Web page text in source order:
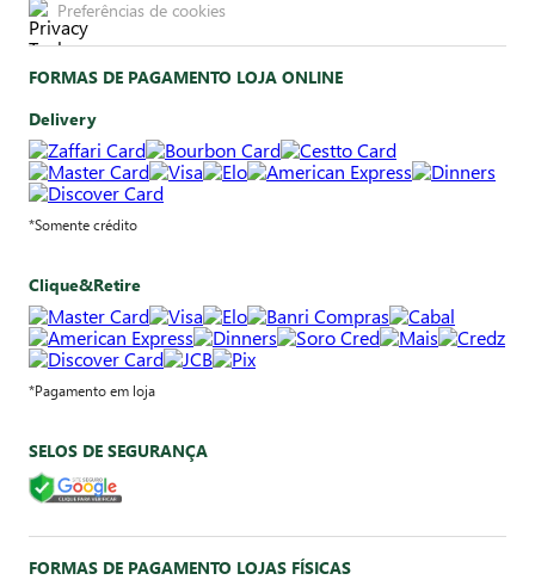
Preferências de cookies
FORMAS DE PAGAMENTO LOJA ONLINE
Delivery
*Somente crédito
Clique&Retire
*Pagamento em loja
SELOS DE SEGURANÇA
FORMAS DE PAGAMENTO LOJAS FÍSICAS